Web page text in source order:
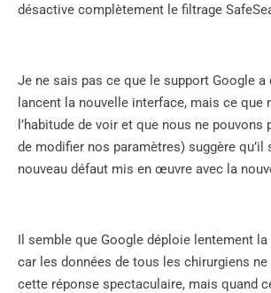
désactive complètement le filtrage
Je ne sais pas ce que le support Google a
lancent la nouvelle interface, mais ce que
l’habitude de voir et que nous ne
de modifier nos paramètres) suggère qu’il
nouveau défaut mis en œuvre avec la
Il semble que Google déploie lentement
car les données de tous les chirurgiens
cette réponse spectaculaire, mais quand